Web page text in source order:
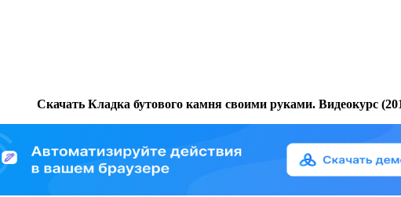
Скачать Кладка бутового камня своими руками. Видеокурс